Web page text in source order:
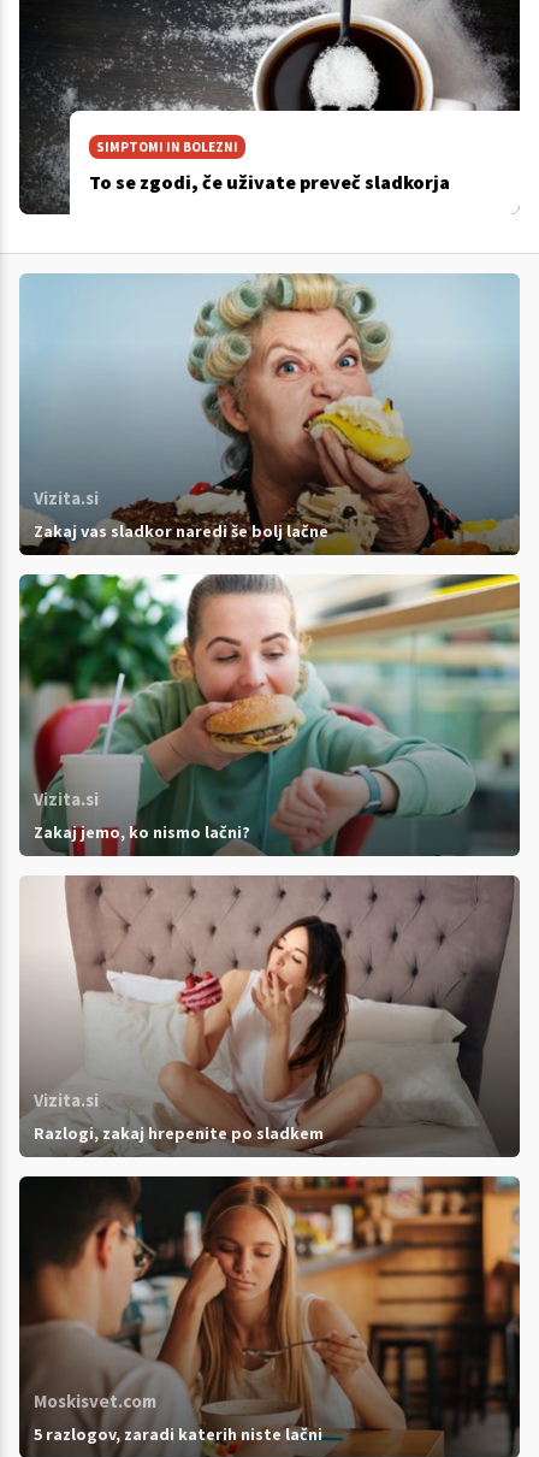
SIMPTOMI IN BOLEZNI
To se zgodi, če uživate preveč sladkorja
Vizita.si
Zakaj vas sladkor naredi še bolj lačne
Vizita.si
Zakaj jemo, ko nismo lačni?
Vizita.si
Razlogi, zakaj hrepenite po sladkem
Moskisvet.com
5 razlogov, zaradi katerih niste lačni